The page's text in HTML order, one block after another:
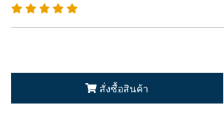
สั่งซื้อสินค้า